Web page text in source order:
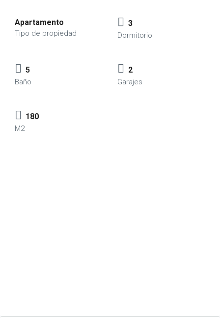
Apartamento
Tipo de propiedad
3
Dormitorio
5
Baño
2
Garajes
180
M2